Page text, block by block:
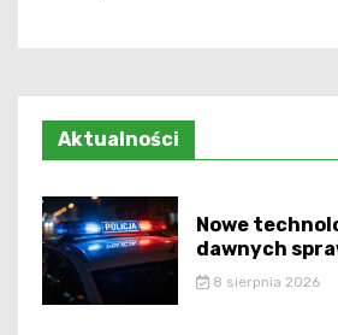
Aktualności
Nowe
dawnych
8 sierpnia 2026